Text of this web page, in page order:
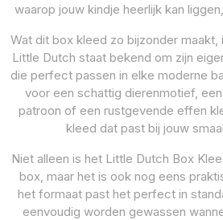
waarop jouw kindje heerlijk kan
Wat dit box kleed zo bijzonder
Little Dutch staat bekend om zijn
die perfect passen in elke moderne
voor een schattig dierenmotief,
patroon of een rustgevende effen
kleed dat past bij jouw
Niet alleen is het Little Dutch Box
box, maar het is ook nog eens
het formaat past het perfect in
eenvoudig worden gewassen